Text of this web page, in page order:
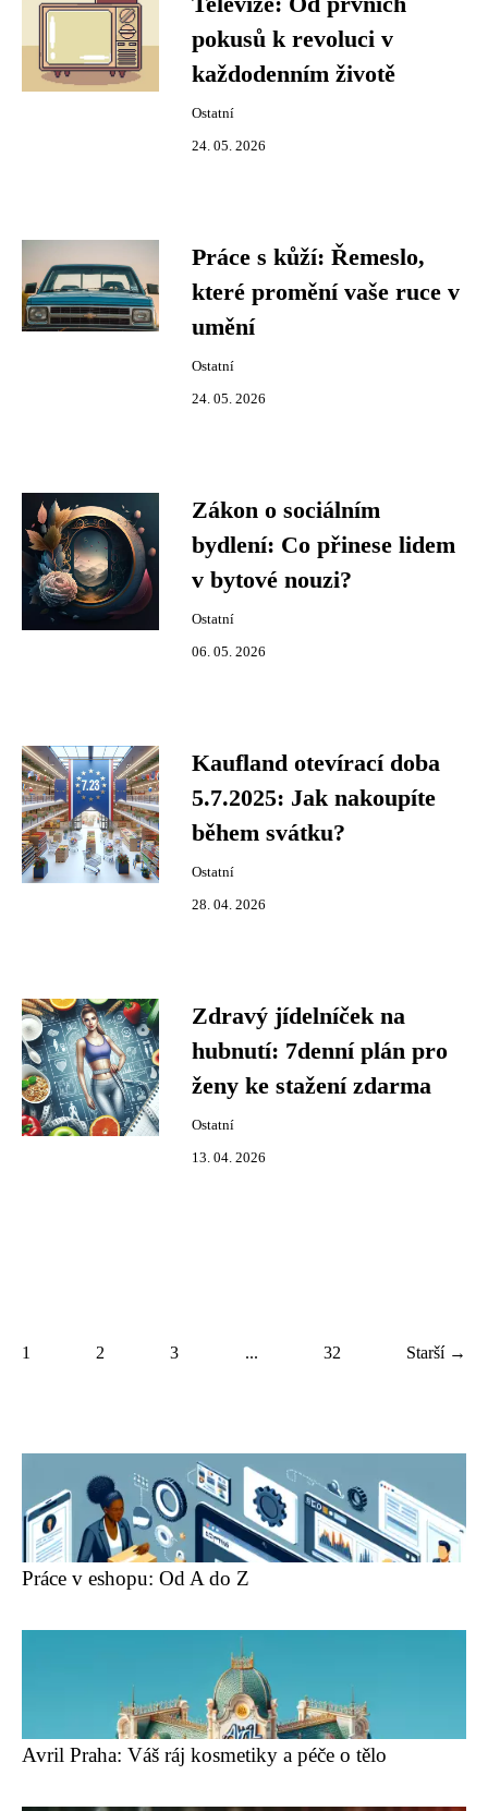
pokusů k revoluci v
každodenním životě
Ostatní
24. 05. 2026
Práce s kůží: Řemeslo,
které promění vaše ruce v
umění
Ostatní
24. 05. 2026
Zákon o sociálním
bydlení: Co přinese lidem
v bytové nouzi?
Ostatní
06. 05. 2026
Kaufland otevírací doba
5.7.2025: Jak nakoupíte
během svátku?
Ostatní
28. 04. 2026
Zdravý jídelníček na
hubnutí: 7denní plán pro
ženy ke stažení zdarma
Ostatní
13. 04. 2026
1 2 3 ... 32 Starší →
Práce v eshopu: Od A do Z
Avril Praha: Váš ráj kosmetiky a péče o tělo